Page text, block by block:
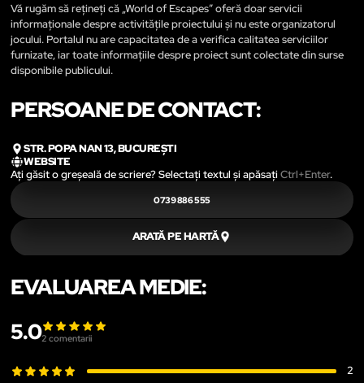
Vă rugăm să rețineți că „World of Escapes” oferă doar servicii
informaționale despre activitățile proiectului și nu este organizatorul
jocului. Portalul nu are capacitatea de a verifica calitatea serviciilor
furnizate, iar toate informațiile despre proiect sunt colectate din surse
disponibile publicului.
PERSOANE DE CONTACT:
STR. POPA NAN 13, BUCUREȘTI
WEBSITE
Ați găsit o greșeală de scriere? Selectați textul și apăsațiCtrl+Enter.
0739 886 555
ARATĂ PE HARTĂ
EVALUAREA MEDIE:
5.02 comentarii
2